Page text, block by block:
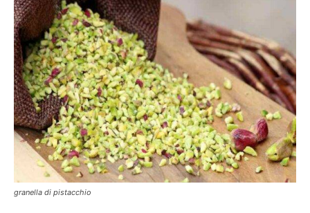
granella di pistacchio